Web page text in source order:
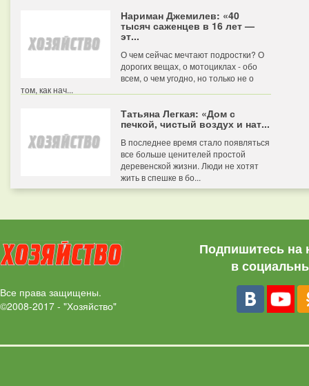
Нариман Джемилев: «40
тысяч саженцев в 16 лет —
эт...
О чем сейчас мечтают подростки? О
дорогих вещах, о мотоциклах - обо
всем, о чем угодно, но только не о
том, как нач...
Татьяна Легкая: «Дом с
печкой, чистый воздух и нат...
В последнее время стало появляться
все больше ценителей простой
деревенской жизни. Люди не хотят
жить в спешке в бо...
Все права защищены.
©2008-2017 - "Хозяйство"
Подпишитесь на
в